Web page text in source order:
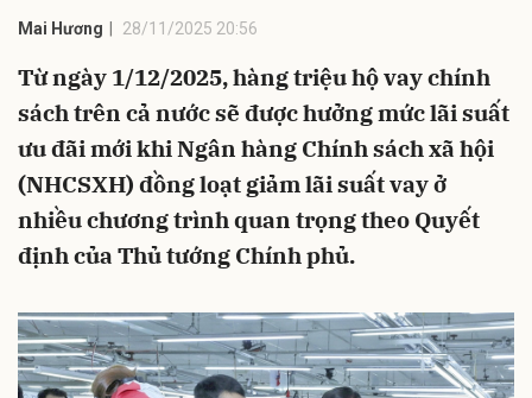
Mai Hương 28/11/2025 20:56
Từ ngày 1/12/2025, hàng triệu hộ vay chính
sách trên cả nước sẽ được hưởng mức lãi suất
ưu đãi mới khi Ngân hàng Chính sách xã hội
(NHCSXH) đồng loạt giảm lãi suất vay ở
nhiều chương trình quan trọng theo Quyết
định của Thủ tướng Chính phủ.